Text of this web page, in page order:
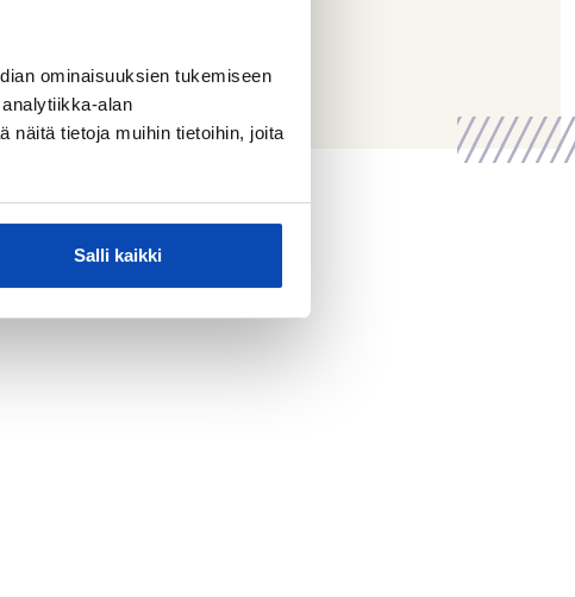
ominaisuuksien tukemiseen
alan
näitä tietoja muihin tietoihin, joita
Salli kaikki
2023